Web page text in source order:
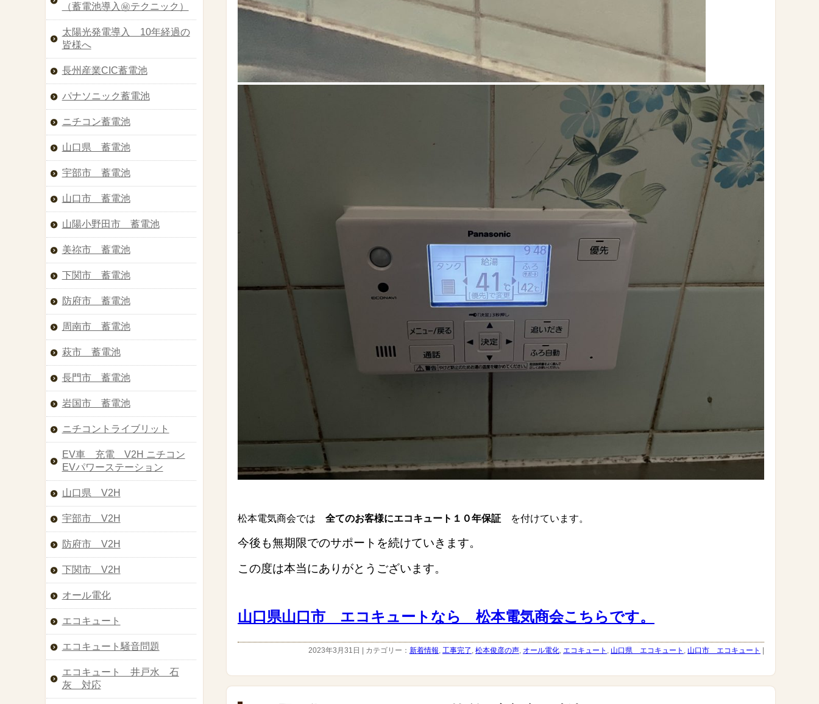
松本電気商会では 全てのお客様にエコキュート１０年保証 を付けています。
今後も無期限でのサポートを続けていきます。
この度は本当にありがとうございます。
山口県山口市 エコキュートなら 松本電気商会こちらです。
2023年3月31日 | カテゴリー： 新着情報, 工事完了 , 松本俊彦の声, オール電化, エコキュート , 山口県 エコキュート , 山口市 エコキュート |
（蓄電池導入㊙︎テクニック）
太陽光発電導入 10年経過の
皆様へ
長州産業CIC蓄電池
パナソニック蓄電池
ニチコン蓄電池
山口県 蓄電池
宇部市 蓄電池
山口市 蓄電池
山陽小野田市 蓄電池
美祢市 蓄電池
下関市 蓄電池
防府市 蓄電池
周南市 蓄電池
萩市 蓄電池
長門市 蓄電池
岩国市 蓄電池
ニチコントライブリット
EV車 充電 V2H ニチコン
EVパワーステーション
山口県 V2H
宇部市 V2H
防府市 V2H
下関市 V2H
オール電化
エコキュート
エコキュート騒音問題
エコキュート 井戸水 石
灰 対応